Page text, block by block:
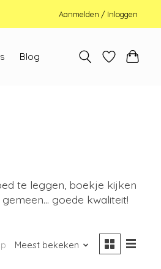
Aanmelden / Inloggen
Blog
te leggen, boekje kijken
goede kwaliteit!
Meest bekeken